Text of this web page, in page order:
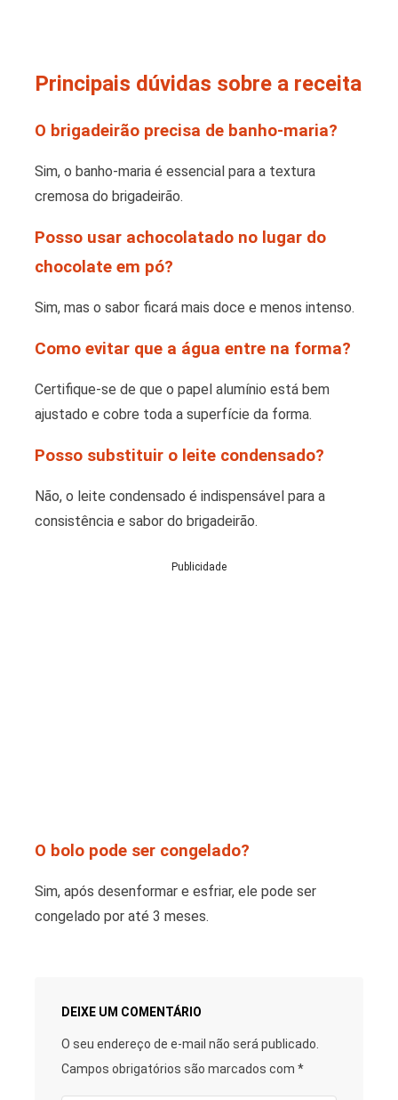
Principais dúvidas sobre a receita
O brigadeirão precisa de banho-maria?
Sim, o banho-maria é essencial para a textura
cremosa do brigadeirão.
Posso usar achocolatado no lugar do
chocolate em pó?
Sim, mas o sabor ficará mais doce e menos intenso.
Como evitar que a água entre na forma?
Certifique-se de que o papel alumínio está bem
ajustado e cobre toda a superfície da forma.
Posso substituir o leite condensado?
Não, o leite condensado é indispensável para a
consistência e sabor do brigadeirão.
Publicidade
O bolo pode ser congelado?
Sim, após desenformar e esfriar, ele pode ser
congelado por até 3 meses.
DEIXE UM COMENTÁRIO
O seu endereço de e-mail não será publicado.
Campos obrigatórios são marcados com *